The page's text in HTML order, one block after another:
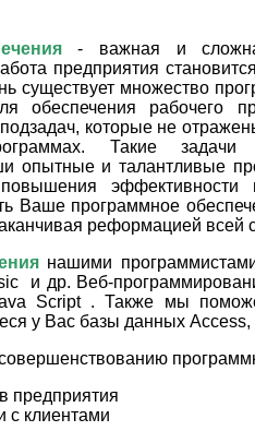
- важная и
предприятия
существует множество
обеспечения рабочего
подзадач, которые не
Такие задачи
опытные и талантливые
Ваше программное
реформацией всей
нашими
и др. Веб-
Script . Также мы
у Вас базы данных Access,
предприятия
с клиентами